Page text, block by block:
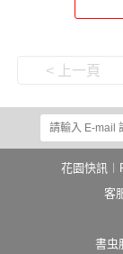
< 上一頁
花園快訊
客
書虫